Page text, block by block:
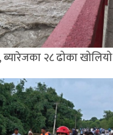
२८ ढोका खोलियो